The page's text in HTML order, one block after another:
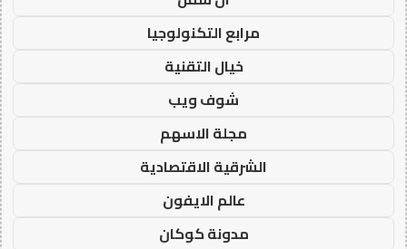
مرابع التكنولوجيا
خيال التقنية
شوف ويب
مجلة الاسهم
الشرقية الاقتصادية
عالم الايفون
مدونة كوكان